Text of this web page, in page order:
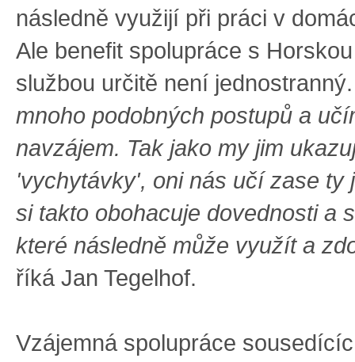
následně využijí při práci v
Ale benefit spolupráce s
službou určitě není jednostranný.
mnoho podobných postupů a
navzájem. Tak jako my jim
'vychytávky', oni nás učí zase ty
si takto obohacuje dovednosti a
které následně může využít a
říká Jan Tegelhof.
Vzájemná spolupráce